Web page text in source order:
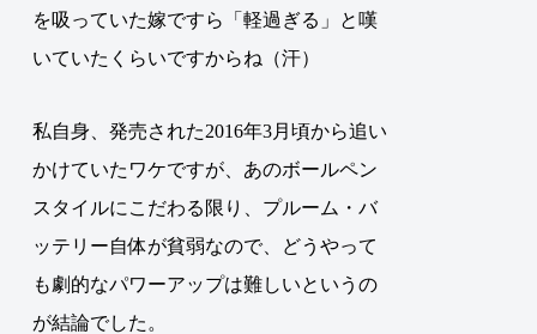
を吸っていた嫁ですら「軽過ぎる」と嘆
いていたくらいですからね（汗）
私自身、発売された2016年3月頃から追い
かけていたワケですが、あのボールペン
スタイルにこだわる限り、プルーム・バ
ッテリー自体が貧弱なので、どうやって
も劇的なパワーアップは難しいというの
が結論でした。